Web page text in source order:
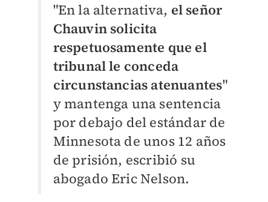
"En la alternativa, el señor
Chauvin solicita
respetuosamente que el
tribunal le conceda
circunstancias atenuantes"
y mantenga una sentencia
por debajo del estándar de
Minnesota de unos 12 años
de prisión, escribió su
abogado Eric Nelson.